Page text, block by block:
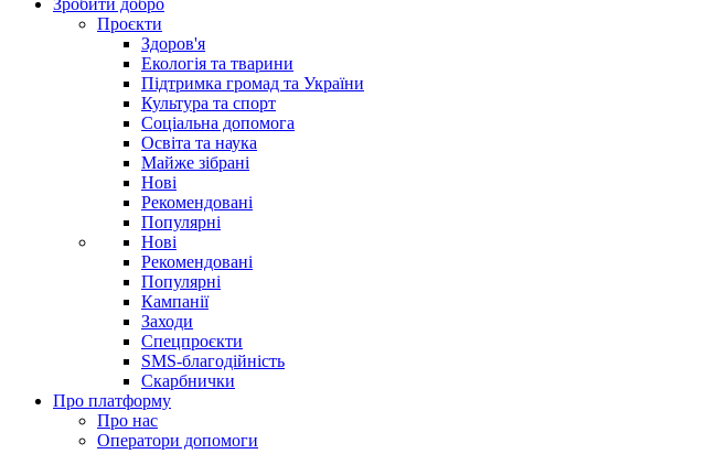
Зробити добро
Проєкти
Здоров'я
Екологія та тварини
Підтримка громад та України
Культура та спорт
Соціальна допомога
Освіта та наука
Майже зібрані
Нові
Рекомендовані
Популярні
Нові
Рекомендовані
Популярні
Кампанії
Заходи
Спецпроєкти
SMS-благодійність
Скарбнички
Про платформу
Про нас
Оператори допомоги